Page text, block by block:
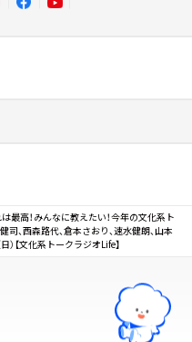
最高！みんなに教えたい！今年の文化系ト
、西森路代、倉本さおり、速水健朗、山本
【文化系トークラジオLife】